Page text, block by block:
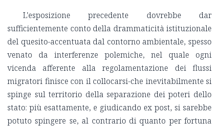
L'esposizione precedente dovrebbe dar
sufficientemente conto della drammaticità istituzionale
del quesito-accentuata dal contorno ambientale, spesso
venato da interferenze polemiche, nel quale ogni
vicenda afferente alla regolamentazione dei flussi
migratori finisce con il collocarsi-che inevitabilmente si
spinge sul territorio della separazione dei poteri dello
stato: più esattamente, e giudicando ex post, si sarebbe
potuto spingere se, al contrario di quanto per fortuna